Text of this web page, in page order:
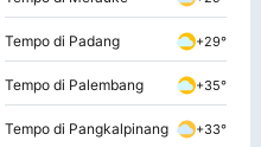
Tempo di Padang +29°
Tempo di Palembang +35°
Tempo di Pangkalpinang +33°